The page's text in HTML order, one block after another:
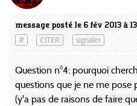
message posté le 6 fév 2013 à
# CITER signaler
Question n°4: pourquoi
questions que je ne me pose
(y'a pas de raisons de faire